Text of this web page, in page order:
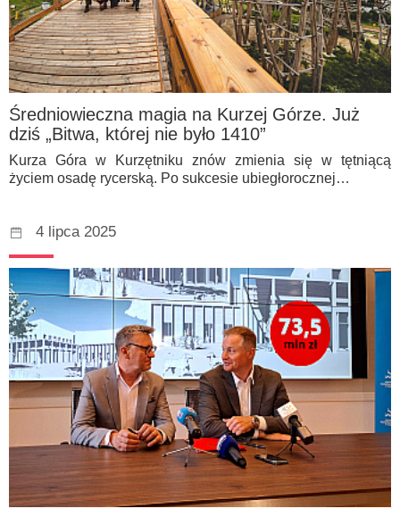
Średniowieczna magia na Kurzej Górze. Już
dziś „Bitwa, której nie było 1410”
Kurza Góra w Kurzętniku znów zmienia się w tętniącą
życiem osadę rycerską. Po sukcesie ubiegłorocznej…
4 lipca 2025